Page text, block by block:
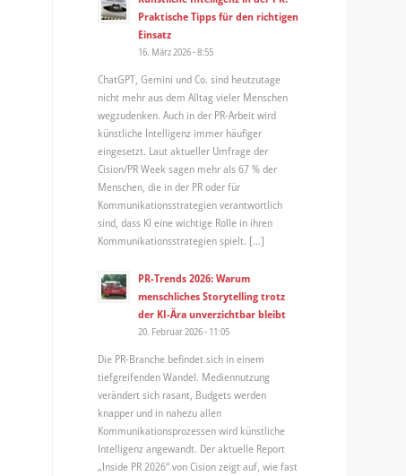
Praktische Tipps für den richtigen
Einsatz
16. März 2026 - 8:55
ChatGPT, Gemini und Co. sind heutzutage
nicht mehr aus dem Alltag vieler Menschen
wegzudenken. Auch in der PR-Arbeit wird
künstliche Intelligenz immer häufiger
eingesetzt. Laut aktueller Umfrage der
Cision/PR Week sagen mehr als 67 % der
Menschen, die in der PR oder für
Kommunikationsstrategien verantwortlich
sind, dass KI eine wichtige Rolle in ihren
Kommunikationsstrategien spielt. […]
PR-Trends 2026: Warum
menschliches Storytelling trotz
der KI-Ära unverzichtbar bleibt
20. Februar 2026 - 11:05
Die PR-Branche befindet sich in einem
tiefgreifenden Wandel. Mediennutzung
verändert sich rasant, Budgets werden
knapper und in nahezu allen
Kommunikationsprozessen wird künstliche
Intelligenz angewandt. Der aktuelle Report
„Inside PR 2026“ von Cision zeigt auf, wie fast